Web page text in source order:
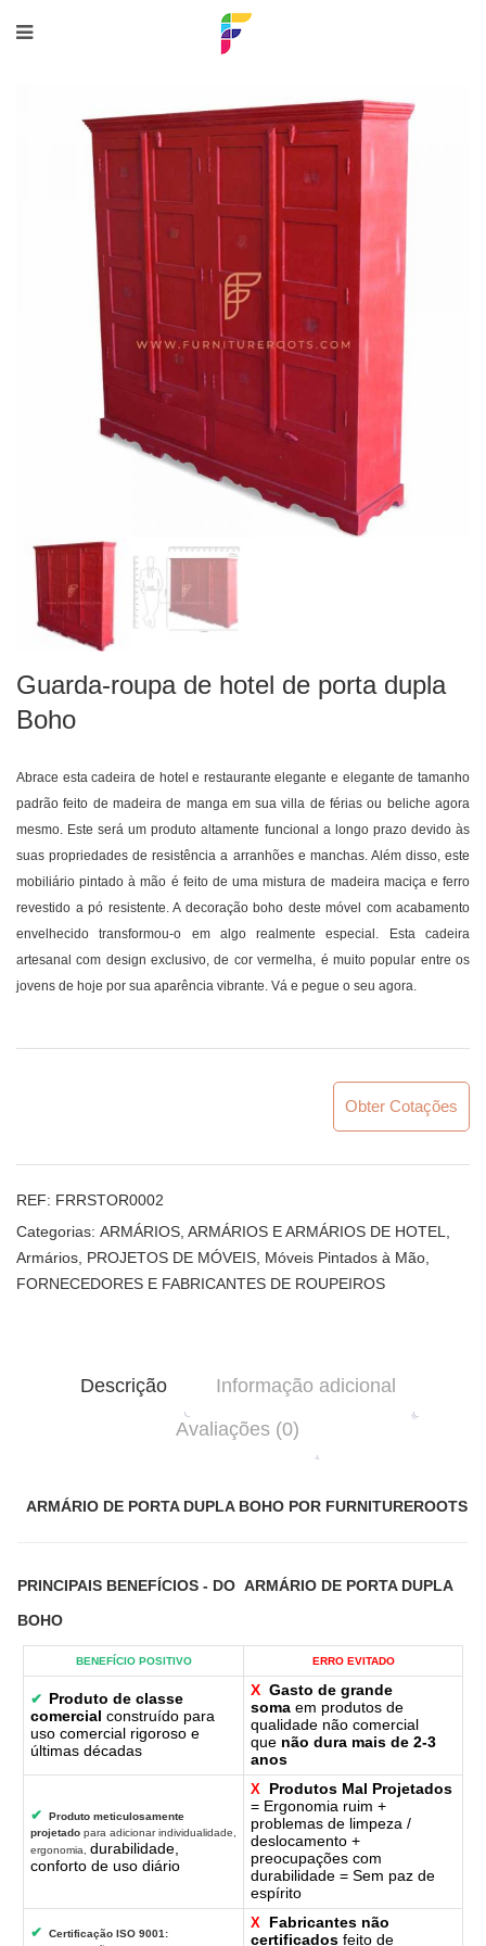
Guarda-roupa de hotel de porta dupla
Boho
Abrace esta cadeira de hotel e restaurante elegante e elegante de tamanho
padrão feito de madeira de manga em sua villa de férias ou beliche agora
mesmo. Este será um produto altamente funcional a longo prazo devido às
suas propriedades de resistência a arranhões e manchas. Além disso, este
mobiliário pintado à mão é feito de uma mistura de madeira maciça e ferro
revestido a pó resistente. A decoração boho deste móvel com acabamento
envelhecido transformou-o em algo realmente especial. Esta cadeira
artesanal com design exclusivo, de cor vermelha, é muito popular entre os
jovens de hoje por sua aparência vibrante. Vá e pegue o seu agora.
Obter Cotações
REF: FRRSTOR0002
Categorias: ARMÁRIOS, ARMÁRIOS E ARMÁRIOS DE HOTEL
Armários PROJETOS DE MÓVEIS Móveis Pintados à Mão
FORNECEDORES E FABRICANTES DE ROUPEIROS
Descrição
Informação adicional
Avaliações (0)
ARMÁRIO DE PORTA DUPLA BOHO POR FURNITUREROOTS
PRINCIPAIS BENEFÍCIOS - DO ARMÁRIO DE PORTA DUPLA
BOHO
BENEFÍCIO POSITIVO ERRO EVITADO
✔ Produto de classe
comercial construído para
uso comercial rigoroso e
últimas décadas
X Gasto de grande
soma em produtos de
qualidade não comercial
que não dura mais de 2-3
anos
✔
Produto meticulosamente
projetado para adicionar individualidade,
ergonomia, durabilidade,
conforto de uso diário
X
Produtos Mal Projetados
= Ergonomia ruim +
problemas de limpeza /
deslocamento +
preocupações com
durabilidade = Sem paz de
espírito
✔
Certificação ISO 9001:
X
Fabricantes não
certificados feito de